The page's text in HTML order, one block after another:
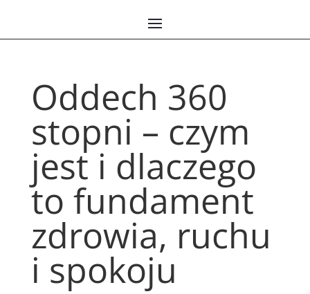
Oddech 360
stopni – czym
jest i dlaczego
to fundament
zdrowia, ruchu
i spokoju